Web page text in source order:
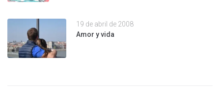
19 de abril de 2008
Amor y vida